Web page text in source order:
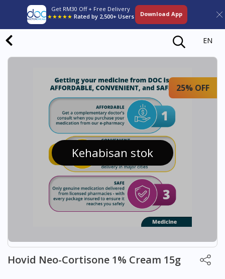
Get RM30 Off + Free Delivery
★★★★★ Rated by 2,500+ Users Download App
EN
Kehabisan stok
25% OFF
Hovid Neo-Cortisone 1% Cream 15g